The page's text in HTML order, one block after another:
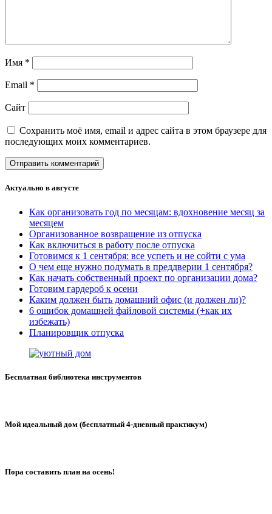
Имя *
Email *
Сайт
Сохранить моё имя, email и адрес сайта в этом браузере для
последующих моих комментариев.
Актуально в августе
Как организовать год по месяцам: вдохновение месяц за
месяцем
Организованное возвращение из отпуска
Как включиться в работу после отпуска
Готовимся к 1 сентября: все успеть и не сойти с ума
О чем еще нужно подумать в преддверии 1 сентября?
Как начать собственный проект по организации дома?
Готовим гардероб к осени
Каким должен быть домашний офис (и должен ли)?
6 ошибок домашней файловой системы (+как их
избежать)
Планировщик отпуска
Бесплатная библиотека инструментов
Мой идеальный дом (бесплатный 4-дневный практикум)
Пора составить план на осень!